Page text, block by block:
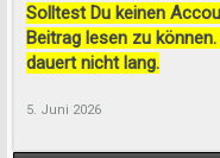
Solltest Du keinen
Beitrag lesen zu
dauert nicht lang.
5. Juni 2026